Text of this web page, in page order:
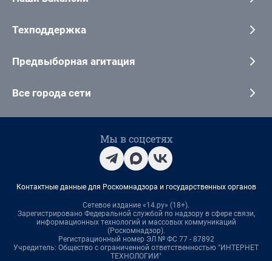
Техподдержка
Предвыборная агитация
Все города сети
Мы в соцсетях
Контактные данные для Роскомнадзора и государственных органов
Сетевое издание «14.ру» (18+).
Зарегистрировано Федеральной службой по надзору в сфере связи,
информационных технологий и массовых коммуникаций
(Роскомнадзор).
Регистрационный номер ЭЛ № ФС 77 - 87892
Учредитель: Общество с ограниченной ответственностью "ИНТЕРНЕТ
ТЕХНОЛОГИИ"